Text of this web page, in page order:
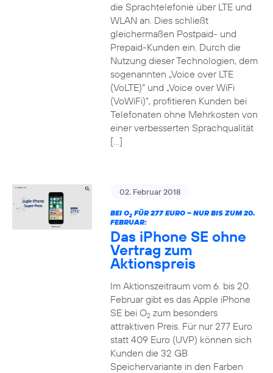
die Sprachtelefonie über LTE und
WLAN an. Dies schließt
gleichermaßen Postpaid- und
Prepaid-Kunden ein. Durch die
Nutzung dieser Technologien, dem
sogenannten „Voice over LTE
(VoLTE)“ und „Voice over WiFi
(VoWiFi)“, profitieren Kunden bei
Telefonaten ohne Mehrkosten von
einer verbesserten Sprachqualität
[…]
02. Februar 2018
BEI O2FÜR 277 EURO – NUR BIS ZUM 20.
FEBRUAR:
Das iPhone SE ohne
Vertrag zum
Aktionspreis
Im Aktionszeitraum vom 6. bis 20.
Februar gibt es das Apple iPhone
SE bei O2zum besonders
attraktiven Preis. Für nur 277 Euro
statt 409 Euro (UVP) können sich
Kunden die 32 GB
Speichervariante in den Farben